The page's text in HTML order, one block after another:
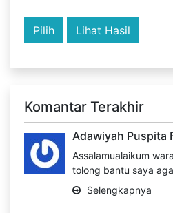
Lihat Hasil
Komantar Terakhir
Adawiyah Puspita
Assalamualaikum
tolong bantu saya
Selengkapnya